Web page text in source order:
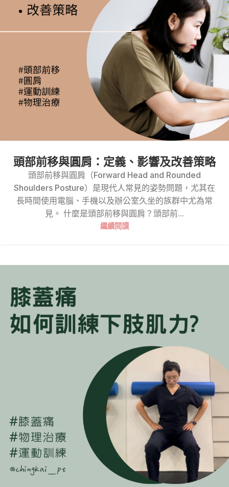
頭部前移與圓肩：定義、影響及改善策略
頭部前移與圓肩（Forward Head and Rounded
Shoulders Posture）是現代人常見的姿勢問題，尤其在
長時間使用電腦、手機以及辦公室久坐的族群中尤為常
見。 什麼是頭部前移與圓肩？頭部前...
繼續閱讀